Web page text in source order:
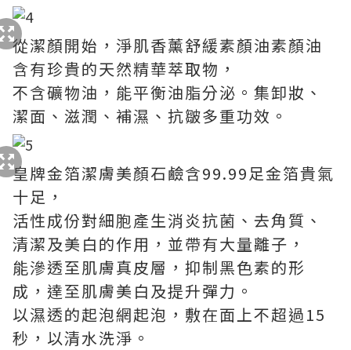
從潔顏開始，淨肌香薰舒緩素顏油素顏油
含有珍貴的天然精華萃取物，
不含礦物油，能平衡油脂分泌。集卸妝、
潔面、滋潤、補濕、抗皺多重功效。
皇牌金箔潔膚美顏石鹼含99.99足金箔貴氣
十足，
活性成份對細胞產生消炎抗菌、去角質、
清潔及美白的作用，並帶有大量離子，
能滲透至肌膚真皮層，抑制黑色素的形
成，達至肌膚美白及提升彈力。
以濕透的起泡網起泡，敷在面上不超過15
秒，以清水洗淨。